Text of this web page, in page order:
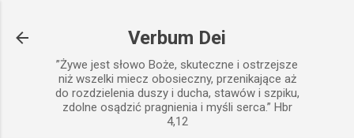
Verbum Dei
”Żywe jest słowo Boże, skuteczne i ostrzejsze
niż wszelki miecz obosieczny, przenikające aż
do rozdzielenia duszy i ducha, stawów i szpiku,
zdolne osądzić pragnienia i myśli serca.” Hbr
4,12